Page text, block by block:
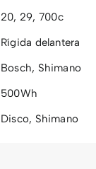
20, 29, 700c
Rígida delantera
Bosch, Shimano
500Wh
Disco, Shimano